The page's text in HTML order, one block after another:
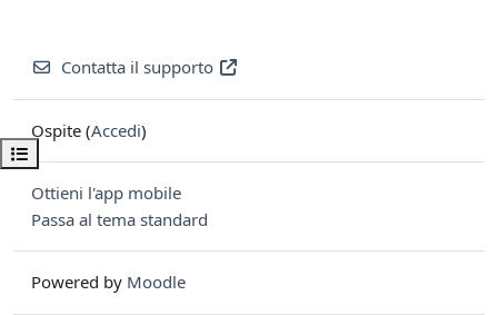
Apri indice del corso
Contatta il supporto
Ospite (Accedi)
Ottieni l'app mobile
Passa al tema standard
Powered by Moodle